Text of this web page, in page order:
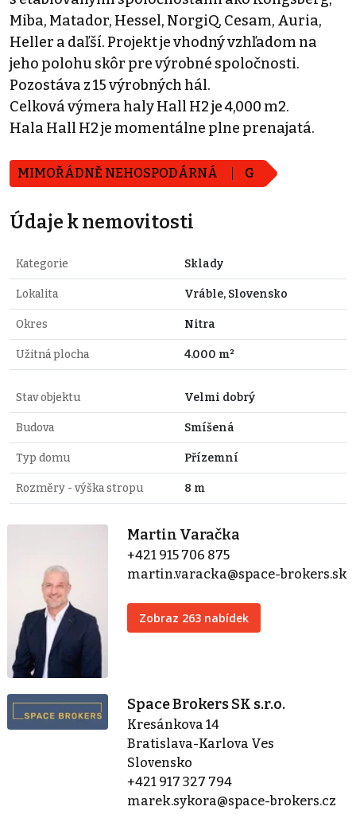
Miba, Matador, Hessel, NorgiQ, Cesam, Auria,
Heller a daľší. Projekt je vhodný vzhľadom na
jeho polohu skôr pre výrobné spoločnosti.
Pozostáva z 15 výrobných hál.
Celková výmera haly Hall H2 je 4,000 m2.
Hala Hall H2 je momentálne plne prenajatá.
MIMOŘÁDNĚ NEHOSPODÁRNÁ G
Údaje k nemovitosti
Kategorie Sklady
Lokalita Vráble, Slovensko
Okres Nitra
Užitná plocha 4.000 m²
Stav objektu Velmi dobrý
Budova Smíšená
Typ domu Přízemní
Rozměry - výška stropu 8 m
Martin Varačka
+421 915 706 875
martin.varacka@space-brokers.sk
Zobraz 263 nabídek
Space Brokers SK s.r.o.
Kresánkova 14
Bratislava-Karlova Ves
Slovensko
+421 917 327 794
marek.sykora@space-brokers.cz